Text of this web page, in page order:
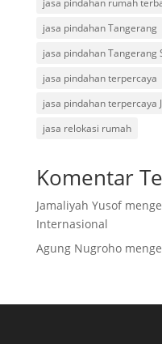
jasa pindahan rumah
jasa pindahan Tangerang
jasa pindahan Tangerang
jasa pindahan terpercaya
jasa pindahan terpercaya
jasa relokasi rumah
Komentar
Jamaliyah Yusof
Internasional
Agung Nugroho